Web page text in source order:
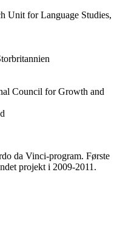
Unit for Language Studies,
Council for Growth and
da Vinci-program. Første
projekt i 2009-2011.